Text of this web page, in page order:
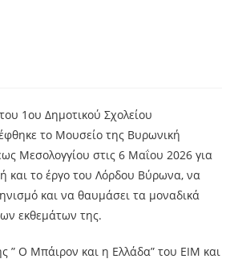
1ου Δημοτικού Σχολείου
το Μουσείο της Βυρωνική
Μεσολογγίου στις 6 Μαΐου 2026 για
και το έργο του Λόρδου Βύρωνα, να
και να θαυμάσει τα μοναδικά
εκθεμάτων της.
” Ο Μπάιρον και η Ελλάδα” του ΕΙΜ και